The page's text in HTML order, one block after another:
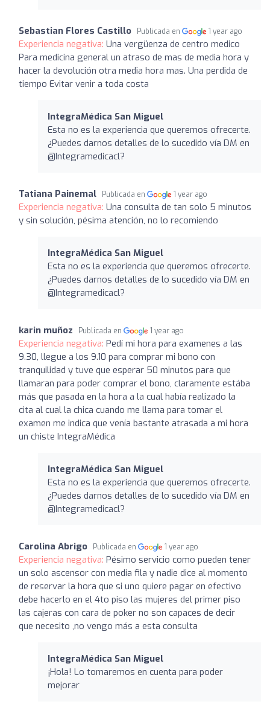
Sebastian Flores Castillo Publicada en 1 year ago
Experiencia negativa: Una vergüenza de centro medico
Para medicina general un atraso de mas de media hora y
hacer la devolución otra media hora mas. Una perdida de
tiempo Evitar venir a toda costa
IntegraMédica San Miguel
Esta no es la experiencia que queremos ofrecerte.
¿Puedes darnos detalles de lo sucedido vía DM en
@Integramedicacl?
Tatiana Painemal Publicada en 1 year ago
Experiencia negativa: Una consulta de tan solo 5 minutos
y sin solución, pésima atención, no lo recomiendo
IntegraMédica San Miguel
Esta no es la experiencia que queremos ofrecerte.
¿Puedes darnos detalles de lo sucedido vía DM en
@Integramedicacl?
karin muñoz Publicada en 1 year ago
Experiencia negativa: Pedí mi hora para examenes a las
9.30, llegue a los 9.10 para comprar mi bono con
tranquilidad y tuve que esperar 50 minutos para que
llamaran para poder comprar el bono, claramente estába
más que pasada en la hora a la cual había realizado la
cita al cual la chica cuando me llama para tomar el
examen me indica que venía bastante atrasada a mi hora
un chiste IntegraMédica
IntegraMédica San Miguel
Esta no es la experiencia que queremos ofrecerte.
¿Puedes darnos detalles de lo sucedido vía DM en
@Integramedicacl?
Carolina Abrigo Publicada en 1 year ago
Experiencia negativa: Pésimo servicio como pueden tener
un solo ascensor con media fila y nadie dice al momento
de reservar la hora que si uno quiere pagar en efectivo
debe hacerlo en el 4to piso las mujeres del primer piso
las cajeras con cara de poker no son capaces de decir
que necesito ,no vengo más a esta consulta
IntegraMédica San Miguel
¡Hola! Lo tomaremos en cuenta para poder
mejorar